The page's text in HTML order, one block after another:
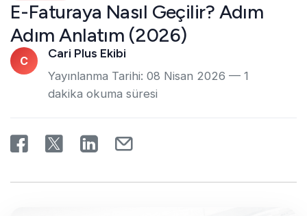
E-Faturaya Nasıl Geçilir? Adım
Adım Anlatım (2026)
C Cari Plus Ekibi
Yayınlanma Tarihi: 08 Nisan 2026 — 1
dakika okuma süresi